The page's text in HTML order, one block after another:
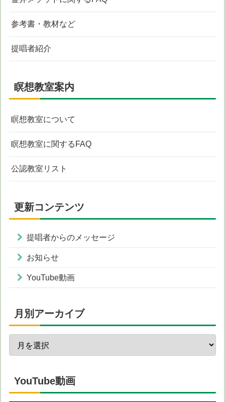
参考書・教材など
提唱者紹介
瞑想教室案内
瞑想教室について
瞑想教室に関するFAQ
公認教室リスト
更新コンテンツ
提唱者からのメッセージ
お知らせ
YouTube動画
月別アーカイブ
YouTube動画